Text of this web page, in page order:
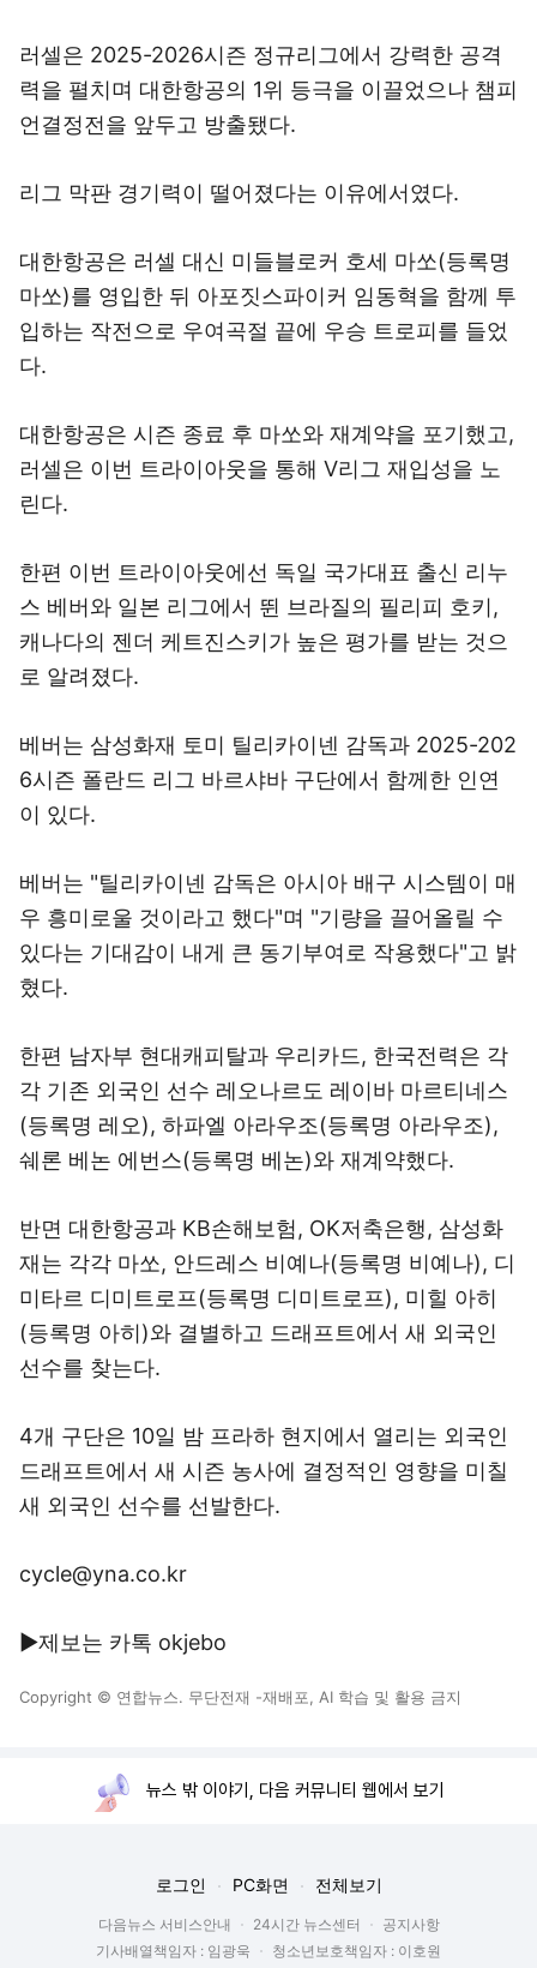
러셀은 2025-2026시즌 정규리그에서 강력한 공격
력을 펼치며 대한항공의 1위 등극을 이끌었으나 챔피
언결정전을 앞두고 방출됐다.
리그 막판 경기력이 떨어졌다는 이유에서였다.
대한항공은 러셀 대신 미들블로커 호세 마쏘(등록명
마쏘)를 영입한 뒤 아포짓스파이커 임동혁을 함께 투
입하는 작전으로 우여곡절 끝에 우승 트로피를 들었
다.
대한항공은 시즌 종료 후 마쏘와 재계약을 포기했고,
러셀은 이번 트라이아웃을 통해 V리그 재입성을 노
린다.
한편 이번 트라이아웃에선 독일 국가대표 출신 리누
스 베버와 일본 리그에서 뛴 브라질의 필리피 호키,
캐나다의 젠더 케트진스키가 높은 평가를 받는 것으
로 알려졌다.
베버는 삼성화재 토미 틸리카이넨 감독과 2025-202
6시즌 폴란드 리그 바르샤바 구단에서 함께한 인연
이 있다.
베버는 "틸리카이넨 감독은 아시아 배구 시스템이 매
우 흥미로울 것이라고 했다"며 "기량을 끌어올릴 수
있다는 기대감이 내게 큰 동기부여로 작용했다"고 밝
혔다.
한편 남자부 현대캐피탈과 우리카드, 한국전력은 각
각 기존 외국인 선수 레오나르도 레이바 마르티네스
(등록명 레오), 하파엘 아라우조(등록명 아라우조),
쉐론 베논 에번스(등록명 베논)와 재계약했다.
반면 대한항공과 KB손해보험, OK저축은행, 삼성화
재는 각각 마쏘, 안드레스 비예나(등록명 비예나), 디
미타르 디미트로프(등록명 디미트로프), 미힐 아히
(등록명 아히)와 결별하고 드래프트에서 새 외국인
선수를 찾는다.
4개 구단은 10일 밤 프라하 현지에서 열리는 외국인
드래프트에서 새 시즌 농사에 결정적인 영향을 미칠
새 외국인 선수를 선발한다.
cycle@yna.co.kr
▶제보는 카톡 okjebo
Copyright © 연합뉴스. 무단전재 -재배포, AI 학습 및 활용 금지
뉴스 밖 이야기, 다음 커뮤니티 웹에서 보기
로그인 PC화면 전체보기
다음뉴스 서비스안내 24시간 뉴스센터
공지사항
기사배열책임자 : 임광욱
청소년보호책임자 : 이호원